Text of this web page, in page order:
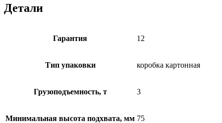
Детали
Гарантия 12
Тип упаковки коробка картонная
Грузоподъемность, т 3
Минимальная высота подхвата, мм 75